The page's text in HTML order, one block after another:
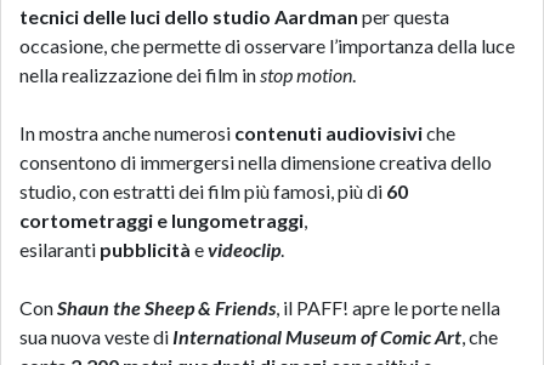
tecnici delle luci dello studio Aardman per questa
occasione, che permette di osservare l’importanza della luce
nella realizzazione dei film instop motion.
In mostra anche numerosi contenuti audiovisiviche
consentono di immergersi nella dimensione creativa dello
studio, con estratti dei film più famosi, più di 60
cortometraggi e lungometraggi,
esilaranti pubblicità evideoclip.
ConShaun the Sheep & Friends, il PAFF! apre le porte nella
sua nuova veste di International Museum of Comic Art, che